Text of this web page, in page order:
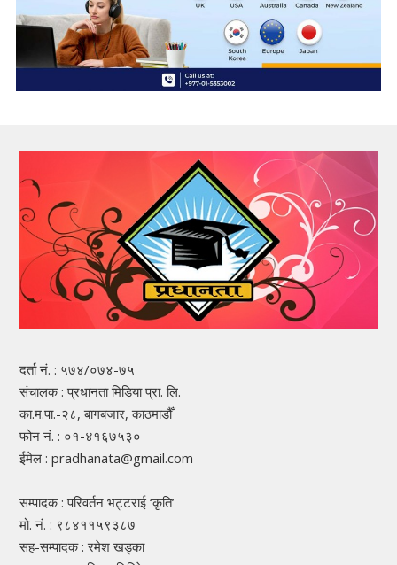
दर्ता नं. : ५७४/०७४-७५
संचालक : प्रधानता मिडिया प्रा. लि.
का.म.पा.-२८, बागबजार, काठमाडौँ
फोन नं. : ०१-४१६७५३०
ईमेल : pradhanata@gmail.com
सम्पादक : परिवर्तन भट्टराई ‘कृति’
मो. नं. : ९८४११५९३८७
सह-सम्पादक : रमेश खड्का